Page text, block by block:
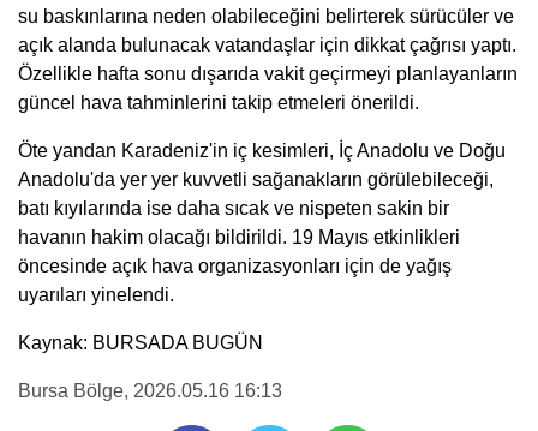
su baskınlarına neden olabileceğini belirterek sürücüler ve
açık alanda bulunacak vatandaşlar için dikkat çağrısı yaptı.
Özellikle hafta sonu dışarıda vakit geçirmeyi planlayanların
güncel hava tahminlerini takip etmeleri önerildi.
Öte yandan Karadeniz'in iç kesimleri, İç Anadolu ve Doğu
Anadolu'da yer yer kuvvetli sağanakların görülebileceği,
batı kıyılarında ise daha sıcak ve nispeten sakin bir
havanın hakim olacağı bildirildi. 19 Mayıs etkinlikleri
öncesinde açık hava organizasyonları için de yağış
uyarıları yinelendi.
Kaynak: BURSADA BUGÜN
Bursa Bölge, 2026.05.16 16:13